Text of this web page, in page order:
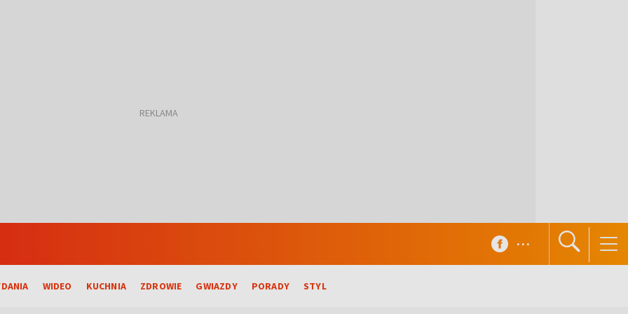
WIDEO KUCHNIA ZDROWIE GWIAZDY PORADY STYL
...